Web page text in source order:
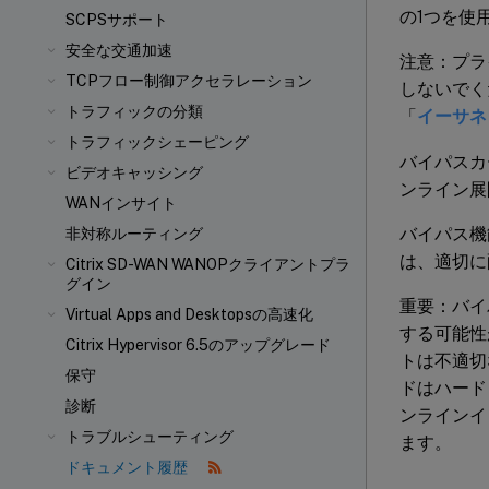
SCPSサポート
安全な交通加速
TCPフロー制御アクセラレーション
トラフィックの分類
トラフィックシェーピング
ビデオキャッシング
WANインサイト
非対称ルーティング
Citrix SD-WAN WANOPクライアントプラ
グイン
Virtual Apps and Desktopsの高速化
Citrix Hypervisor 6.5のアップグレード
保守
診断
トラブルシューティング
ドキュメント履歴
の1つを使
注意：プ
しないで
「イーサ
バイパス
ンライン
バイパス
は、適切
重要：バ
する可能
トは不適
ドはハー
ンライン
ます。